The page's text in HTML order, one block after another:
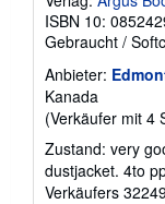
ISBN 10:
Gebraucht /
Anbieter:
Kanada
(Verkäufer mit 4
Zustand: very
dustjacket. 4to
Verkäufers